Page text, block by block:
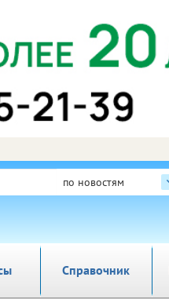
по новостям
Справочник